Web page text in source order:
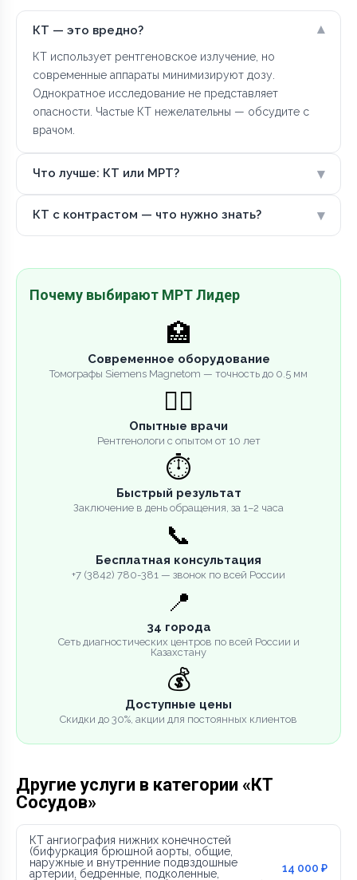
КТ — это вредно? ▾
КТ использует рентгеновское излучение, но
современные аппараты минимизируют дозу.
Однократное исследование не представляет
опасности. Частые КТ нежелательны — обсудите с
врачом.
Что лучше: КТ или МРТ? ▾
КТ с контрастом — что нужно знать? ▾
Почему выбирают МРТ Лидер
🏥
Современное оборудование
Томографы Siemens Magnetom — точность до 0.5 мм
👨‍⚕️
Опытные врачи
Рентгенологи с опытом от 10 лет
⏱️
Быстрый результат
Заключение в день обращения, за 1–2 часа
📞
Бесплатная консультация
+7 (3842) 780-381 — звонок по всей России
📍
34 города
Сеть диагностических центров по всей России и
Казахстану
💰
Доступные цены
Скидки до 30%, акции для постоянных клиентов
Другие услуги в категории «КТ
Сосудов»
КТ ангиография нижних конечностей
(бифуркация брюшной аорты, общие,
наружные и внутренние подвздошные
артерии, бедренные, подколенные,
14 000 ₽